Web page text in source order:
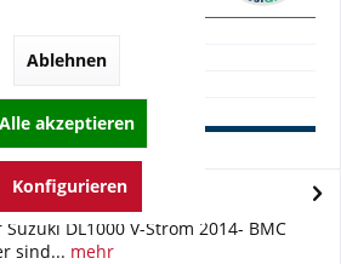
DL1000 V-Strom 2014- BMC
sind... mehr
Ablehnen
Alle akzeptieren
Konfigurieren